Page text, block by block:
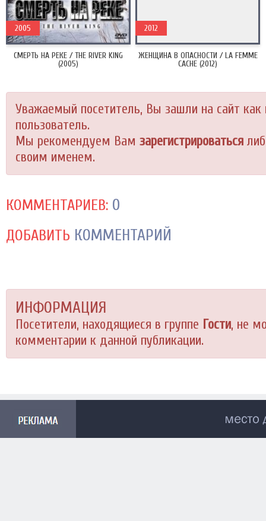
СМЕРТЬ НА РЕКЕ / THE RIVER KING
(2005)
2005
ЖЕНЩИНА В ОПАСНОСТИ / LA FEMME
CACHE (2012)
2012
Уважаемый посетитель, Вы зашли на сайт как
пользователь.
Мы рекомендуем Вам зарегистрироваться
своим именем.
КОММЕНТАРИЕВ: 0
ДОБАВИТЬ КОММЕНТАРИЙ
ИНФОРМАЦИЯ
Посетители, находящиеся в группе Гости, не
комментарии к данной публикации.